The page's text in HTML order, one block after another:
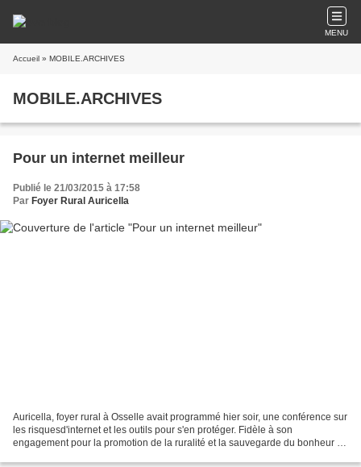
MENU
Accueil » MOBILE.ARCHIVES
MOBILE.ARCHIVES
Pour un internet meilleur
Publié le 21/03/2015 à 17:58
Par Foyer Rural Auricella
Auricella, foyer rural à Osselle avait programmé hier soir, une conférence sur
les risquesd'internet et les outils pour s'en protéger. Fidèle à son
engagement pour la promotion de la ruralité et la sauvegarde du bonheur de